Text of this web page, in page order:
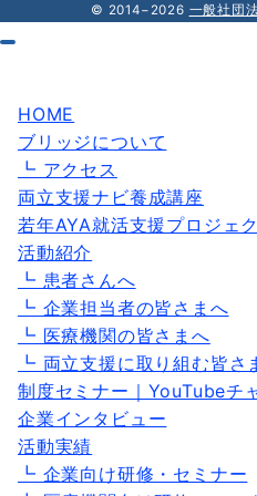
© 2014−2026 一般社団
HOME
ブリッジについて
┗ アクセス
両立支援ナビ養成講座
若年AYA就活支援プロジェ
活動紹介
┗ 患者さんへ
┗ 企業担当者の皆さまへ
┗ 医療機関の皆さまへ
┗ 両立支援に取り組む皆さ
制度セミナー｜YouTubeチ
企業インタビュー
活動実績
┗ 企業向け研修・セミナー